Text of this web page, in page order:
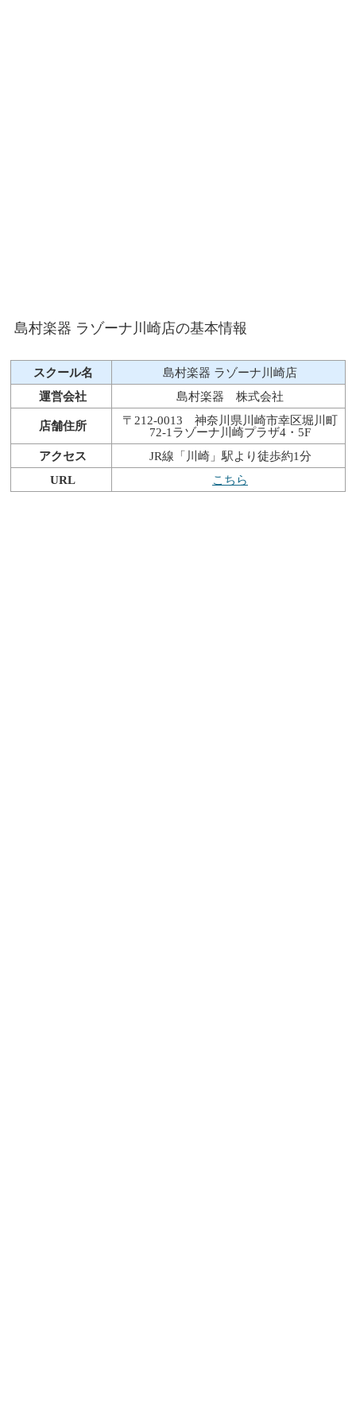
島村楽器 ラゾーナ川崎店の基本情報
スクール名
島村楽器 ラゾーナ川崎店
運営会社
島村楽器 株式会社
店舗住所
〒212-0013 神奈川県川崎市幸区堀川町
72-1ラゾーナ川崎プラザ4・5F
アクセス
JR線「川崎」駅より徒歩約1分
URL
こちら